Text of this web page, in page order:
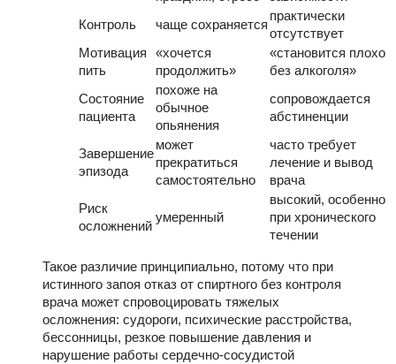
Контроль
чаще сохраняется
практически
отсутствует
Мотивация
пить
«хочется
продолжить»
«становится плохо
без алкоголя»
Состояние
пациента
похоже на
обычное
опьянения
сопровождается
абстиненции
Завершение
эпизода
может
прекратиться
самостоятельно
часто требует
лечение и вывод
врача
Риск
осложнений
умеренный
высокий, особенно
при хронического
течении
Такое различие принципиально, потому что при
истинного запоя отказ от спиртного без контроля
врача может спровоцировать тяжелых
осложнения: судороги, психические расстройства,
бессонницы, резкое повышение давления и
нарушение работы сердечно-сосудистой